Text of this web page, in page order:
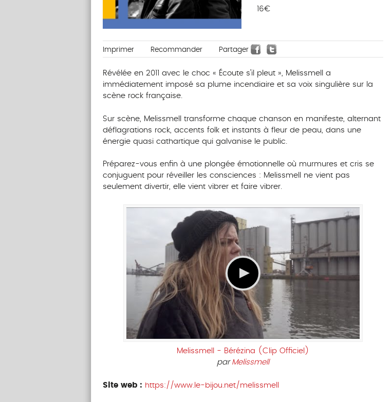
16€
Imprimer Recommander Partager
Révélée en 2011 avec le choc « Écoute s’il pleut », Melissmell a
immédiatement imposé sa plume incendiaire et sa voix singulière sur la
scène rock française.
Sur scène, Melissmell transforme chaque chanson en manifeste, alternant
déflagrations rock, accents folk et instants à fleur de peau, dans une
énergie quasi cathartique qui galvanise le public.
Préparez-vous enfin à une plongée émotionnelle où murmures et cris se
conjuguent pour réveiller les consciences : Melissmell ne vient pas
seulement divertir, elle vient vibrer et faire vibrer.
Melissmell - Bérézina (Clip Officiel)
par Melissmell
Site web : https://www.le-bijou.net/melissmell